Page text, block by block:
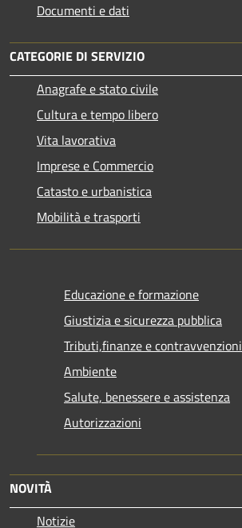
Documenti e dati
CATEGORIE DI SERVIZIO
Anagrafe e stato civile
Cultura e tempo libero
Vita lavorativa
Imprese e Commercio
Catasto e urbanistica
Mobilità e trasporti
Educazione e formazione
Giustizia e sicurezza pubblica
Tributi,finanze e contravvenzioni
Ambiente
Salute, benessere e assistenza
Autorizzazioni
NOVITÀ
Notizie